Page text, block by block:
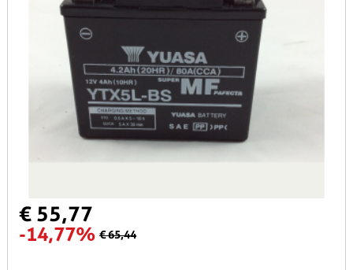
€ 55,77
-14,77% € 65,44